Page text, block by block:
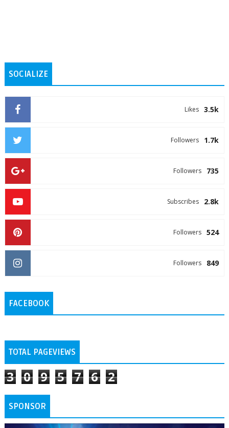
SOCIALIZE
3.5k
Likes
1.7k
Followers
735
Followers
2.8k
Subscribes
524
Followers
849
Followers
FACEBOOK
TOTAL PAGEVIEWS
3 0 9 5 7 6 2
SPONSOR